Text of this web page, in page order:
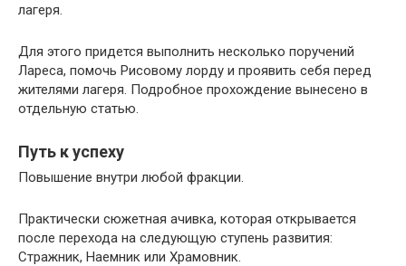
лагеря.
Для этого придется выполнить несколько поручений
Лареса, помочь Рисовому лорду и проявить себя перед
жителями лагеря. Подробное прохождение вынесено в
отдельную статью.
Путь к успеху
Повышение внутри любой фракции.
Практически сюжетная ачивка, которая открывается
после перехода на следующую ступень развития:
Стражник, Наемник или Храмовник.